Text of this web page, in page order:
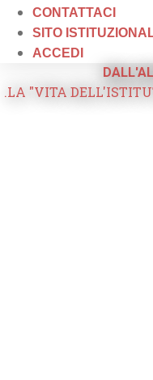
CONTATTACI
SITO
ACCEDI
.LA "VITA